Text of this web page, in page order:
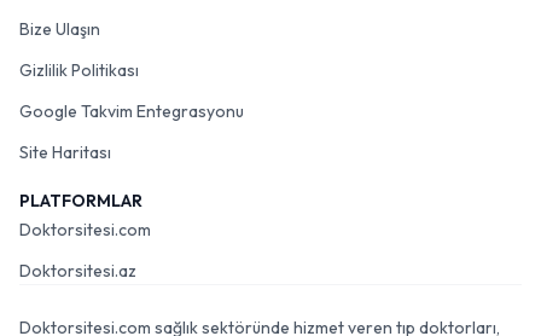
Bize Ulaşın
Gizlilik Politikası
Google Takvim Entegrasyonu
Site Haritası
PLATFORMLAR
Doktorsitesi.com
Doktorsitesi.az
Doktorsitesi.com sağlık sektöründe hizmet veren tıp doktorları,